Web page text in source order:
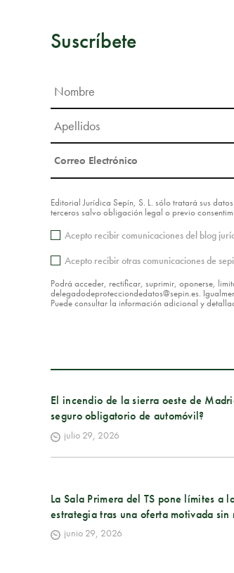
Suscríbete
Editorial Jurídica Sepín, S. L. sólo tratará sus
terceros salvo obligación legal o previo
Acepto recibir comunicaciones del blog
Acepto recibir otras comunicaciones de
Podrá acceder, rectificar, suprimir, oponerse,
delegadodeprotecciondedatos@sepin.es.
Puede consultar la información adicional y
El incendio de la sierra oeste de
seguro obligatorio de automóvil?
julio 29, 2026
La Sala Primera del TS pone límites a
estrategia tras una oferta motivada sin
junio 29, 2026